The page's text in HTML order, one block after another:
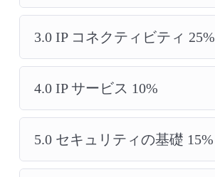
3.0 IP コネクティビティ 25%
4.0 IP サービス 10%
5.0 セキュリティの基礎 15%